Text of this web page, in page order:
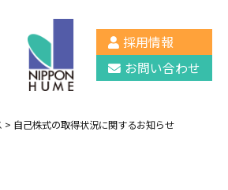
採用情報
お問い合わせ
> 自己株式の取得状況に関するお知らせ